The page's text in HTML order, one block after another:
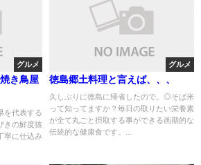
グルメ
き鳥屋
を代表する
きの鮮度抜
寧に仕込み
グルメ
徳島郷土料理と言えば、、、
久しぶりに徳島に帰省したので。 ◎そば米
って知ってますか？ 毎日の取りたい栄養素
が全て丸ごと摂取する事ができる画期的な
伝統的な健康食です。...